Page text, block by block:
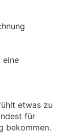
eine
etwas zu
für
bekommen.